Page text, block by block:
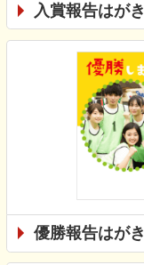
入賞報告はがき
優勝報告はがき